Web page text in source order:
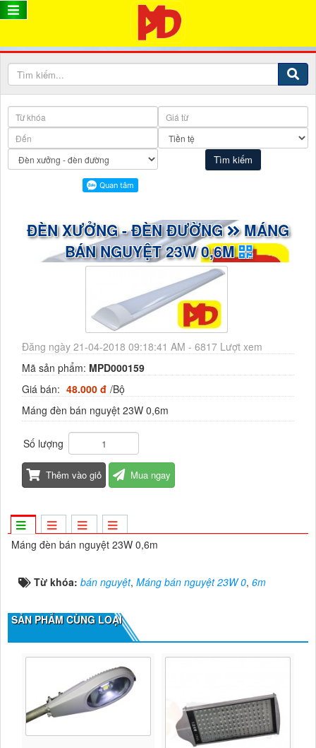
ĐÈN XƯỞNG - ĐÈN ĐƯỜNG MÁNG
BÁN NGUYỆT 23W 0,6M
Đăng ngày 21-04-2018 09:18:41 AM - 6817 Lượt xem
Mã sản phẩm: MPD000159
Giá bán: 48.000 đ /Bộ
Máng đèn bán nguyệt 23W 0,6m
Số lượng
Thêm vào giỏ Mua ngay
Máng đèn bán nguyệt 23W 0,6m
Từ khóa: bán nguyệt, Máng bán nguyệt 23W 0, 6m
SẢN PHẨM CÙNG LOẠI